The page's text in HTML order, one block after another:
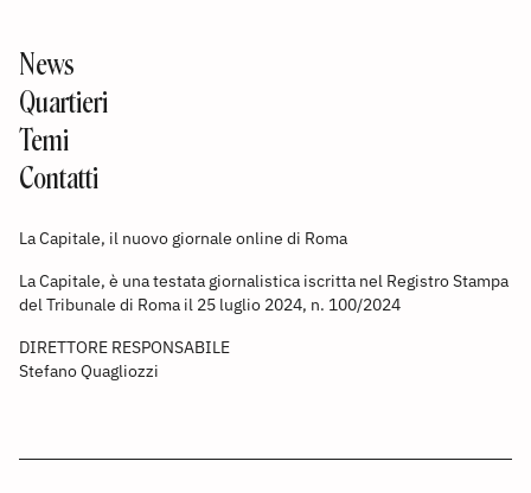
News
Quartieri
Temi
Contatti
La Capitale, il nuovo giornale online di Roma
La Capitale, è una testata giornalistica iscritta nel Registro Stampa
del Tribunale di Roma il 25 luglio 2024, n. 100/2024
DIRETTORE RESPONSABILE
Stefano Quagliozzi